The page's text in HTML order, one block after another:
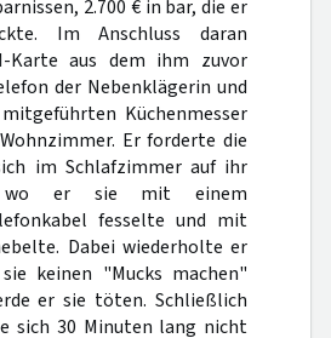
2.700 € in bar, die er
Im Anschluss daran
Karte aus dem ihm zuvor
der Nebenklägerin und
Küchenmesser
Er forderte die
im Schlafzimmer auf ihr
er sie mit einem
fesselte und mit
Dabei wiederholte er
keinen "Mucks machen"
er sie töten. Schließlich
sich 30 Minuten lang nicht